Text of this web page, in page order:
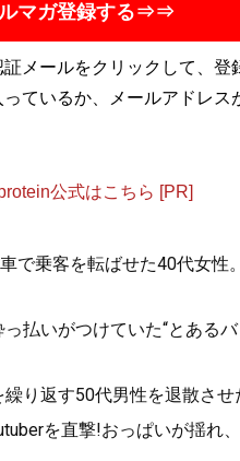
マガ登録する⇒⇒
メールをクリックして、登
ているか、メールアドレス
公式はこちら [PR]
乗客を転ばせた40代女性
払いがつけていた“とあるバ
り返す50代男性を退散させ
を直撃!おっぱいが揺れ